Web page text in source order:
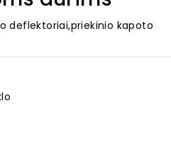
deflektoriai,priekinio kapoto